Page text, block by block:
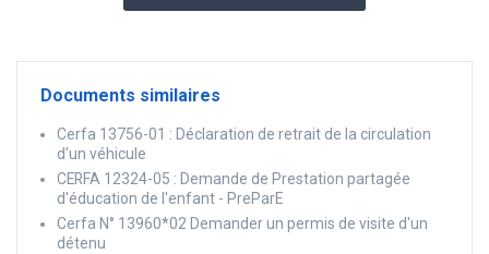
Documents similaires
Cerfa 13756-01 : Déclaration de retrait de la circulation
d'un véhicule
CERFA 12324-05 : Demande de Prestation partagée
d'éducation de l'enfant - PreParE
Cerfa N° 13960*02 Demander un permis de visite d'un
détenu